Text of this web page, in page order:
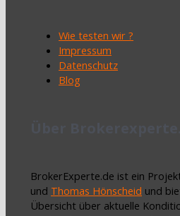
Wie testen wir ?
Impressum
Datenschutz
Blog
BrokerExperte.de ist ein
und Thomas Hönscheid und
Übersicht über aktuelle